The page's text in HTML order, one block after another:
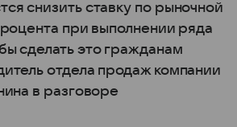
снизить ставку по рыночной
при выполнении ряда
сделать это гражданам
отдела продаж компании
в разговоре